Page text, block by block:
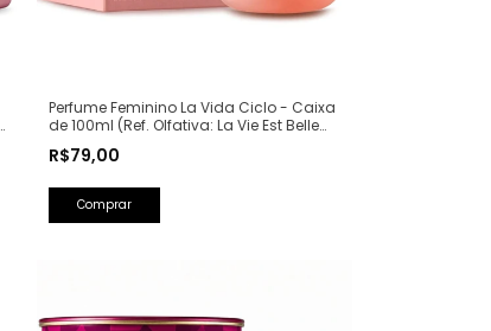
Perfume Feminino La Vida Ciclo - Caixa
de 100ml (Ref. Olfativa: La Vie Est Belle
R$79,00